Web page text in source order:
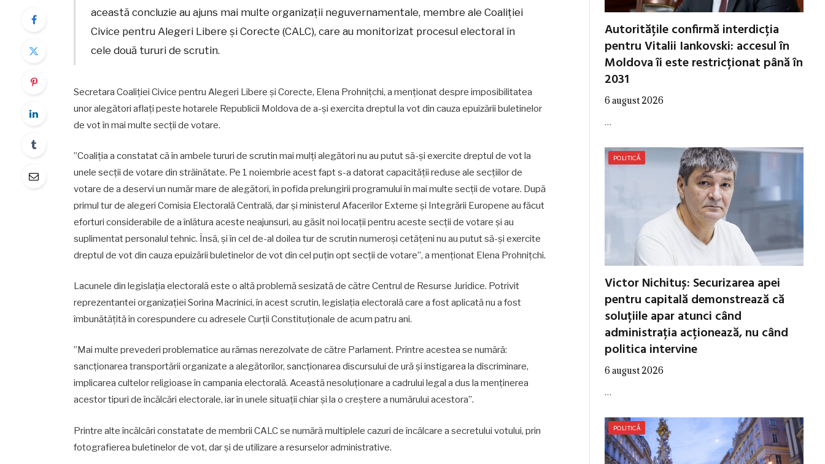
această concluzie au ajuns mai multe organizații neguvernamentale, membre ale Coaliției
Civice pentru Alegeri Libere și Corecte (CALC), care au monitorizat procesul electoral în
cele două tururi de scrutin.
Secretara Coaliției Civice pentru Alegeri Libere și Corecte, Elena Prohnițchi, a menționat despre imposibilitatea
unor alegători aflați peste hotarele Republicii Moldova de a-și exercita dreptul la vot din cauza epuizării buletinelor
de vot în mai multe secții de votare.
”Coaliția a constatat că în ambele tururi de scrutin mai mulți alegători nu au putut să-și exercite dreptul de vot la
unele secții de votare din străinătate. Pe 1 noiembrie acest fapt s-a datorat capacității reduse ale secțiilor de
votare de a deservi un număr mare de alegători, în pofida prelungirii programului în mai multe secții de votare. După
primul tur de alegeri Comisia Electorală Centrală, dar și ministerul Afacerilor Externe și Integrării Europene au făcut
eforturi considerabile de a înlătura aceste neajunsuri, au găsit noi locații pentru aceste secții de votare și au
suplimentat personalul tehnic. Însă, și în cel de-al doilea tur de scrutin numeroși cetățeni nu au putut să-și exercite
dreptul de vot din cauza epuizării buletinelor de vot din cel puțin opt secții de votare”, a menționat Elena Prohnițchi.
Lacunele din legislația electorală este o altă problemă sesizată de către Centrul de Resurse Juridice. Potrivit
reprezentantei organizației Sorina Macrinici, în acest scrutin, legislația electorală care a fost aplicată nu a fost
îmbunătățită în corespundere cu adresele Curții Constituționale de acum patru ani.
”Mai multe prevederi problematice au rămas nerezolvate de către Parlament. Printre acestea se numără:
sancționarea transportării organizate a alegătorilor, sancționarea discursului de ură și instigarea la discriminare,
implicarea cultelor religioase în campania electorală. Această nesoluționare a cadrului legal a dus la menținerea
acestor tipuri de încălcări electorale, iar în unele situații chiar și la o creștere a numărului acestora”.
Printre alte încălcări constatate de membrii CALC se numără multiplele cazuri de încălcare a secretului votului, prin
fotografierea buletinelor de vot, dar și de utilizare a resurselor administrative.
Autoritățile confirmă interdicția
pentru Vitalii Iankovski: accesul în
Moldova îi este restricționat până în
2031
6 august 2026
…
POLITICĂ
Victor Nichituș: Securizarea apei
pentru capitală demonstrează că
soluțiile apar atunci când
administrația acționează, nu când
politica intervine
6 august 2026
…
POLITICĂ